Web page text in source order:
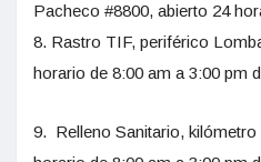
Pacheco #8800, abierto 24
8. Rastro TIF, periférico
horario de 8:00 am a 3:00 pm
9. Relleno Sanitario, kilómetro